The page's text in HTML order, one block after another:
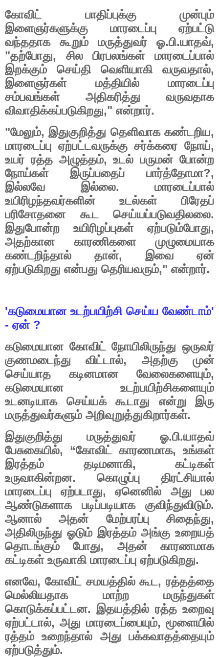
கோவிட் பாதிப்புக்கு
முன்பும்
இளைஞர்களுக்கு
மாரடைப்பு
ஏற்பட்டு
வந்ததாக
கூறும் மருத்துவர் ஓ.பி.யாதவ்,
"தற்போது, சில பிரபலங்கள்
மாரடைப்பால்
இறக்கும்
செய்தி வெளியாகி வருவதால்,
இளைஞர்கள் மத்தியில்
மாரடைப்பு
சம்பவங்கள்
அதிகரித்து
வருவதாக
விவாதிக்கப்படுகிறது," என்றார்.
"மேலும்,இதுகுறித்து தெளிவாக கண்டறிய,
மாரடைப்பு ஏற்பட்டவருக்கு சர்க்கரை நோய்,
உயர் ரத்த அழுத்தம்,உடல் பருமன் போன்ற
நோய்கள்
இருப்பதைப் பார்த்தோமா?,
இல்லவே இல்லை. மாரடைப்பால்
உயிரிழந்தவர்களின்
உடல்கள்
பிரேதப்
பரிசோதனை
கூட செய்யப்படுவதிலலை.
இதுபோன்ற உயிரிழப்புகள் ஏற்படும்போது,
அதற்கான காரணிகளை
முழுமையாக
கண்டறிந்தால்
தான், இவை
ஏன்
ஏற்படுகிறது என்பது தெரியவரும்," என்றார்.
'கடுமையான உடற்பயிற்சி செய்ய வேண்டாம்'
- ஏன்?
கடுமையான கோவிட் நோயிலிருந்து ஒருவர்
குணமடைந்து
விட்டால், அதற்கு
முன்
செய்யாத
கடினமான வேலைகளையும்,
கடுமையான
உடற்பயிற்சிகளையும்
உடனடியாக
செய்யக் கூடாது என்று
இரு
மருத்துவர்களும் அறிவுறுத்துகிறார்கள்.
இதுகுறித்து மருத்துவர் ஓ.பி.யாதவ்
பேசுகையில், “கோவிட் காரணமாக,உங்கள்
இரத்தம்
தடிமனாகி, கட்டிகள்
உருவாகின்றன. கொழுப்பு
திரட்சியால்
மாரடைப்பு
ஏற்படாது, ஏனெனில் அது
பல
ஆண்டுகளாக
படிப்படியாக குவிந்துவிடும்.
ஆனால் அதன் மேற்பரப்பு சிதைந்து,
அதிலிருந்து ஓடும் இரத்தம் அங்கு உறையத்
தொடங்கும்
போது, அதன்
காரணமாக
கட்டிகள் உருவாகி மாரடைப்பு ஏற்படுகிறது.
எனவே, கோவிட் சமயத்தில் கூட, ரத்தத்தை
மெல்லியதாக
மாற்ற
மருந்துகள்
கொடுக்கப்பட்டன.இதயத்தில் ரத்த உறைவு
ஏற்பட்டால்,அது மாரடைப்பையும்,மூளையில்
ரத்தம் உறைந்தால் அது
பக்கவாதத்தையும்
ஏற்படுத்தும்.